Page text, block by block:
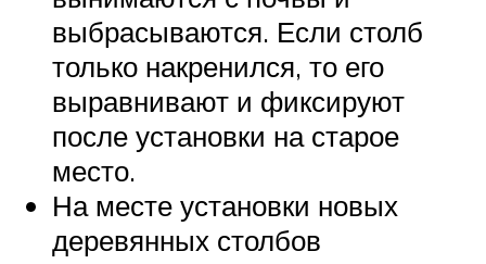
выбрасываются. Если столб
только накренился, то его
выравнивают и фиксируют
после установки на старое
место.
На месте установки новых
деревянных столбов